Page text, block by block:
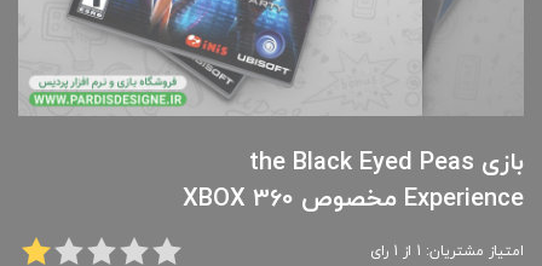
بازی the Black Eyed Peas
Experience مخصوص XBOX 360
امتیاز مشتریان: 1 از 1 رای